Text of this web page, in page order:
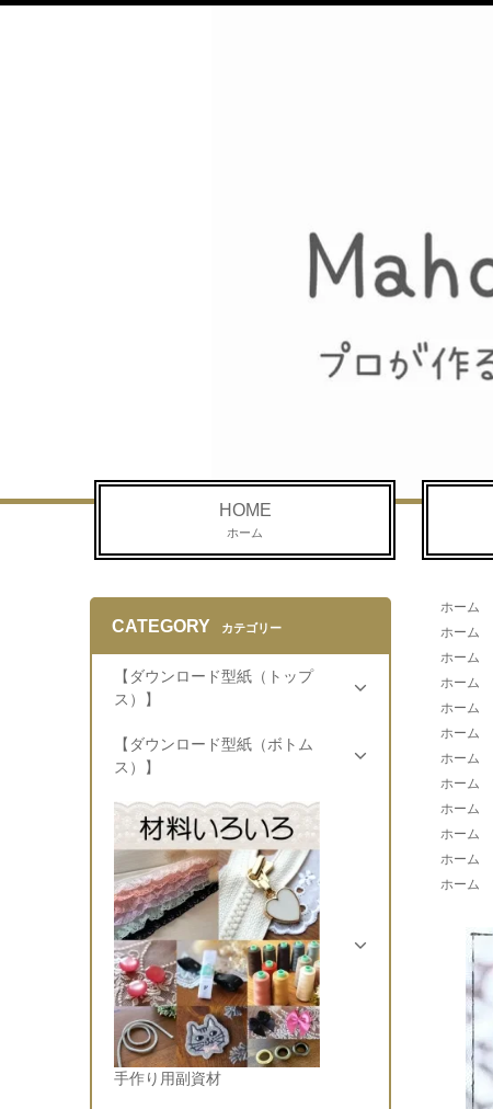
HOME
ホーム
ホーム
ホーム
ホーム
ホーム
ホーム
ホーム
ホーム
ホーム
ホーム
ホーム
ホーム
ホーム
CATEGORY カテゴリー
【ダウンロード型紙（トップ
ス）】
【ダウンロード型紙（ボトム
ス）】
手作り用副資材